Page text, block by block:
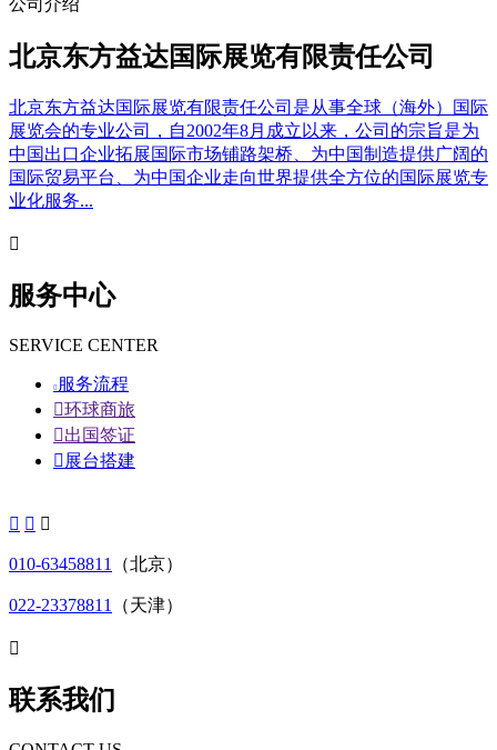
公司介绍
北京东方益达国际展览有限责任公司
北京东方益达国际展览有限责任公司是从事全球（海外）国际
展览会的专业公司，自2002年8月成立以来，公司的宗旨是为
中国出口企业拓展国际市场铺路架桥、为中国制造提供广阔的
国际贸易平台、为中国企业走向世界提供全方位的国际展览专
业化服务...

服务中心
SERVICE CENTER
 服务流程
环球商旅
出国签证
 展台搭建
  
010-63458811 （北京）
022-23378811 （天津）

联系我们